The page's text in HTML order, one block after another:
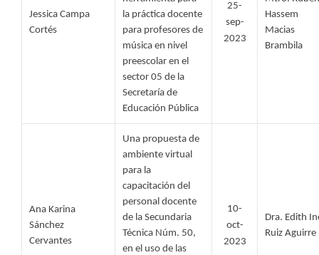
Jessica Campa
Cortés
la práctica docente
para profesores de
música en nivel
preescolar en el
sector 05 de la
Secretaría de
Educación Pública
25-
sep-
2023
Hassem
Macias
Brambila
Ana Karina
Sánchez
Cervantes
Una propuesta de
ambiente virtual
para la
capacitación del
personal docente
de la Secundaria
Técnica Núm. 50,
en el uso de las
10-
oct-
2023
Dra. Edith
Ruiz Aguirre